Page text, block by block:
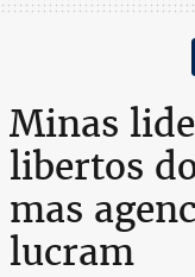
Minas
libertos
mas
lucram